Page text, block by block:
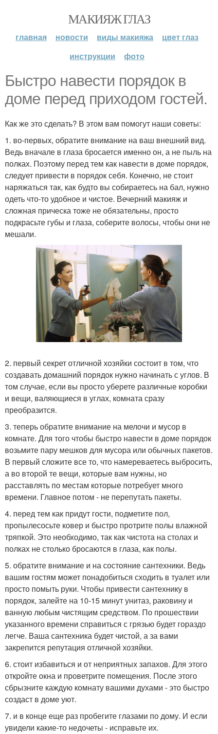
МАКИЯЖ ГЛАЗ
главная новости виды макияжа
цвет глаз
инструкции
фото
Быстро навести порядок в
доме перед приходом гостей.
Как же это сделать? В этом вам помогут наши советы:
1. во-первых, обратите внимание на ваш внешний вид.
Ведь вначале в глаза бросается именно он, а не пыль на
полках. Поэтому перед тем как навести в доме порядок,
следует привести в порядок себя. Конечно, не стоит
наряжаться так, как будто вы собираетесь на бал, нужно
одеть что-то удобное и чистое. Вечерний макияж и
сложная прическа тоже не обязательны, просто
подкрасьте губы и глаза, соберите волосы, чтобы они не
мешали.
2. первый секрет отличной хозяйки состоит в том, что
создавать домашний порядок нужно начинать с углов. В
том случае, если вы просто уберете различные коробки
и вещи, валяющиеся в углах, комната сразу
преобразится.
3. теперь обратите внимание на мелочи и мусор в
комнате. Для того чтобы быстро навести в доме порядок
возьмите пару мешков для мусора или обычных пакетов.
В первый сложите все то, что намереваетесь выбросить,
а во второй те вещи, которые вам нужны, но
расставлять по местам которые потребует много
времени. Главное потом - не перепутать пакеты.
4. перед тем как придут гости, подметите пол,
пропылесосьте ковер и быстро протрите полы влажной
тряпкой. Это необходимо, так как чистота на столах и
полках не столько бросаются в глаза, как полы.
5. обратите внимание и на состояние сантехники. Ведь
вашим гостям может понадобиться сходить в туалет или
просто помыть руки. Чтобы привести сантехнику в
порядок, залейте на 10-15 минут унитаз, раковину и
ванную любым чистящим средством. По прошествии
указанного времени справиться с грязью будет гораздо
легче. Ваша сантехника будет чистой, а за вами
закрепится репутация отличной хозяйки.
6. стоит избавиться и от неприятных запахов. Для этого
откройте окна и проветрите помещения. После этого
сбрызните каждую комнату вашими духами - это быстро
создаст в доме уют.
7. и в конце еще раз пробегите глазами по дому. И если
увидели какие-то недочеты - исправьте их.